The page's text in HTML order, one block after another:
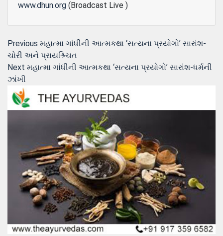
www.dhun.org (Broadcast Live )
Post
navigation
Previous Previous
post:
મહાત્મા ગાંધીની આત્મકથા ‘સત્યના પ્રયોગો’ સારાંશ-
ચોરી અને પ્રાયશ્ર્ચિત
Next Next
મહાત્મા ગાંધીની આત્મકથા ‘સત્યના પ્રયોગો’ સારાંશ-ધર્મની
ઝાંખી